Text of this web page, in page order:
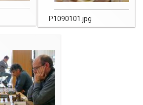
P1090101.jpg